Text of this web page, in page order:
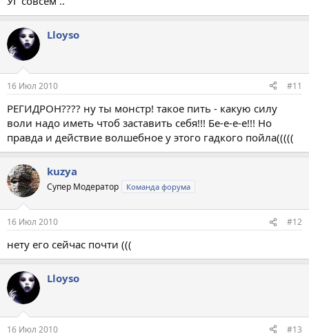
Lloyso
16 Июл 2010 #11
РЕГИДРОН???? ну ты монстр! такое пить - какую силу
воли надо иметь чтоб заставить себя!!! Бе-е-е-е!!! Но
правда и действие волшебное у этого гадкого пойла(((((
kuzya
Супер Модератор Команда форума
16 Июл 2010 #12
нету его сейчас почти (((
Lloyso
16 Июл 2010 #13